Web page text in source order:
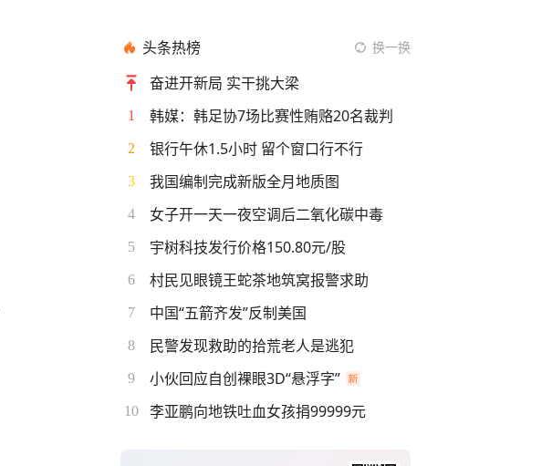
头条热榜 换一换
奋进开新局 实干挑大梁
1 韩媒：韩足协7场比赛性贿赂20名裁判
2 银行午休1.5小时 留个窗口行不行
3 我国编制完成新版全月地质图
4 女子开一天一夜空调后二氧化碳中毒
5 宇树科技发行价格150.80元/股
6 村民见眼镜王蛇茶地筑窝报警求助
7 中国“五箭齐发”反制美国
8 民警发现救助的拾荒老人是逃犯
9 小伙回应自创裸眼3D“悬浮字”
10 李亚鹏向地铁吐血女孩捐99999元